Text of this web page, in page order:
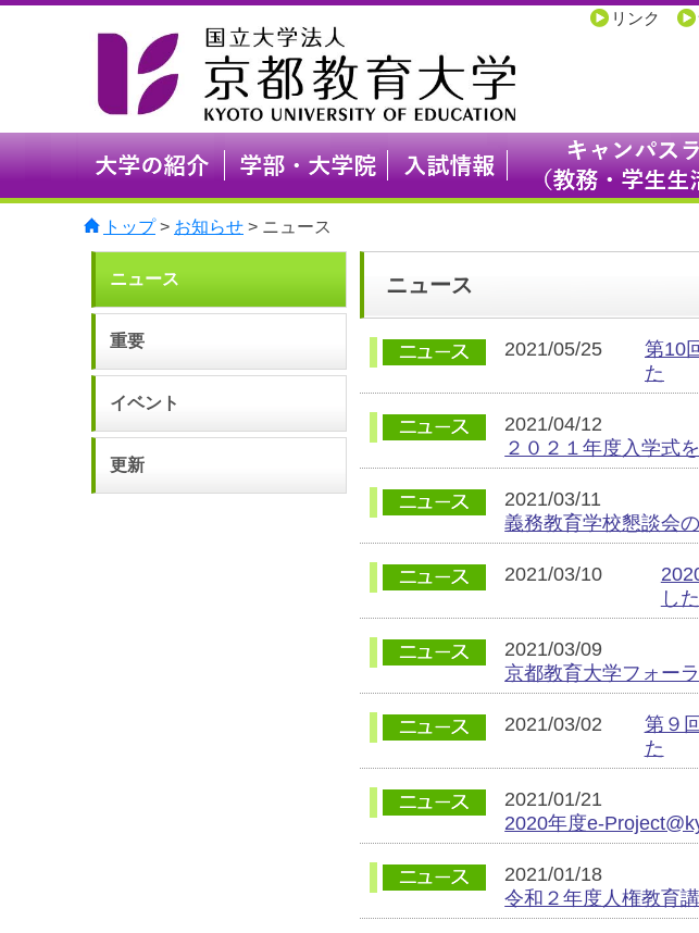
リンク
トップ> お知らせ > ニュース
ニュース
重要
イベント
更新
ニュース
2021/05/25
第10
た
2021/04/12
２０２１年度入学式
2021/03/11
義務教育学校懇談会
2021/03/10
した
2021/03/09
京都教育大学フォー
2021/03/02
第９
た
2021/01/21
2020年度e-
2021/01/18
令和２年度人権教育